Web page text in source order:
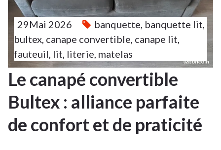
29Mai 2026 banquette, banquette lit,
bultex, canape convertible, canape lit,
fauteuil, lit, literie, matelas
Le canapé convertible
Bultex : alliance parfaite
de confort et de praticité